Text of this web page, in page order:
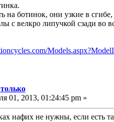
на ботинок, они узкие в
с велкро липучкой сзади во
01, 2013, 01:24:45 pm »
нафих не нужны, если есть